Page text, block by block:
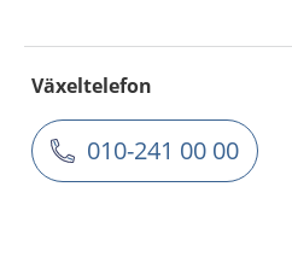
Växeltelefon
010-241 00 00